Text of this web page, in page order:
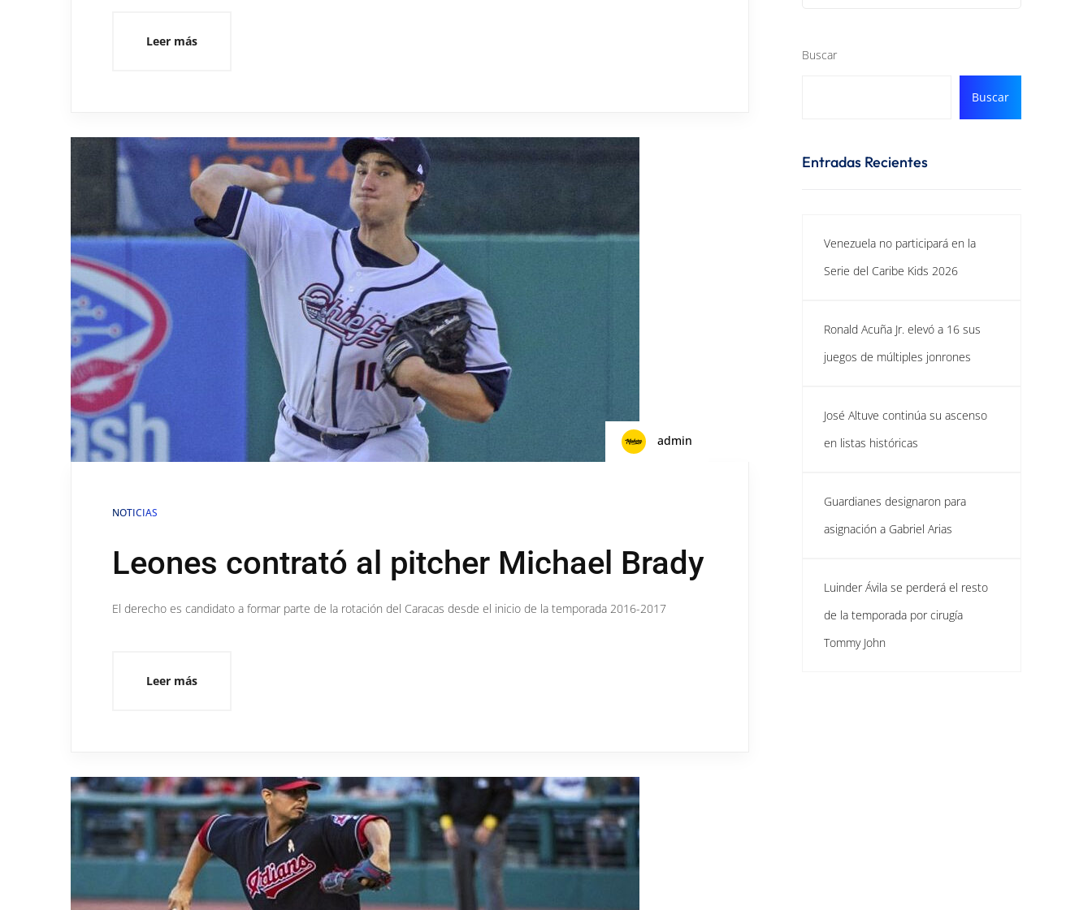
Leer más
admin
NOTICIAS
Leones contrató al pitcher Michael Brady
El derecho es candidato a formar parte de la rotación del Caracas desde el inicio de la temporada 2016-2017
Leer más
Buscar
Buscar
Entradas Recientes
Venezuela no participará en la
Serie del Caribe Kids 2026
Ronald Acuña Jr. elevó a 16 sus
juegos de múltiples jonrones
José Altuve continúa su ascenso
en listas históricas
Guardianes designaron para
asignación a Gabriel Arias
Luinder Ávila se perderá el resto
de la temporada por cirugía
Tommy John